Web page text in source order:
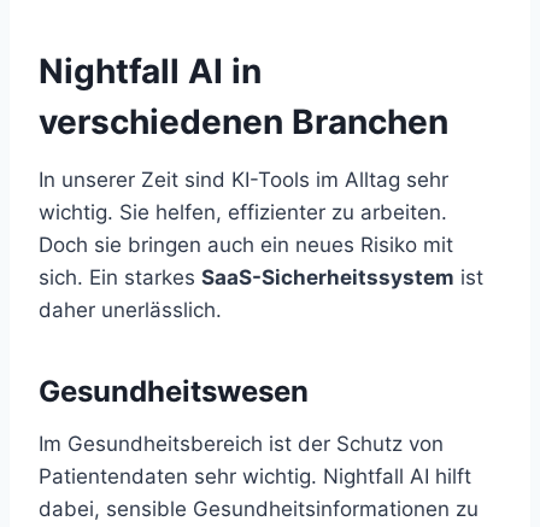
Nightfall AI in
verschiedenen Branchen
In unserer Zeit sind KI-Tools im Alltag sehr
wichtig. Sie helfen, effizienter zu arbeiten.
Doch sie bringen auch ein neues Risiko mit
sich. Ein starkes SaaS-Sicherheitssystem ist
daher unerlässlich.
Gesundheitswesen
Im Gesundheitsbereich ist der Schutz von
Patientendaten sehr wichtig. Nightfall AI hilft
dabei, sensible Gesundheitsinformationen zu